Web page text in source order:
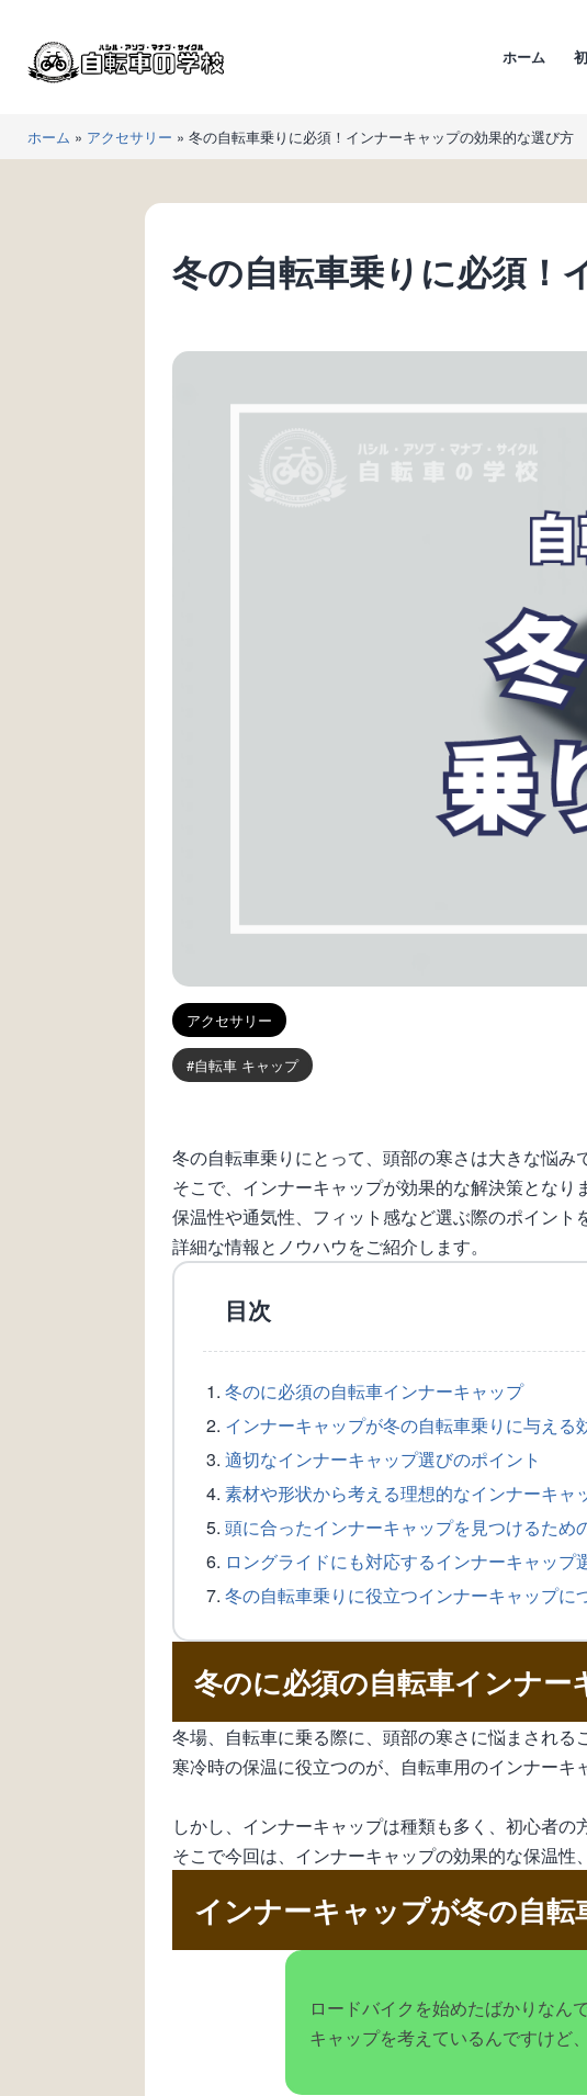
へ
自
転
ホーム
ホーム » アクセサリー » 冬の自転車乗りに必須！インナーキャップの効果的な選び方
冬の自転車乗りに必須！
アクセサリー
自転車 キャップ
冬の自転車乗りにとって、頭部の寒さは大きな悩み
そこで、インナーキャップが効果的な解決策となり
保温性や通気性、フィット感など選ぶ際のポイント
詳細な情報とノウハウをご紹介します。
目次
冬のに必須の自転車インナーキャップ
インナーキャップが冬の自転車乗りに与える
適切なインナーキャップ選びのポイント
素材や形状から考える理想的なインナーキャ
頭に合ったインナーキャップを見つけるため
ロングライドにも対応するインナーキャップ
冬の自転車乗りに役立つインナーキャップに
冬のに必須の自転車インナー
冬場、自転車に乗る際に、頭部の寒さに悩まされる
寒冷時の保温に役立つのが、自転車用のインナーキ
しかし、インナーキャップは種類も多く、初心者の
そこで今回は、インナーキャップの効果的な保温性
インナーキャップが冬の自
ロードバイクを始めたばかりなん
キャップを考えているんですけど